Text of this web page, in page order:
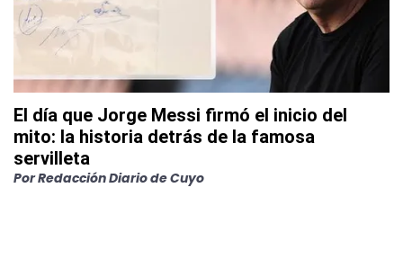
El día que Jorge Messi firmó el inicio del
mito: la historia detrás de la famosa
servilleta
PorRedacción Diario de Cuyo